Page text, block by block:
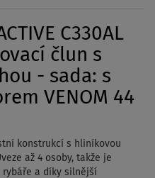
C330AL
člun s
- sada: s
VENOM 44
konstrukcí s hliníkovou
až 4 osoby, takže je
a díky silnější